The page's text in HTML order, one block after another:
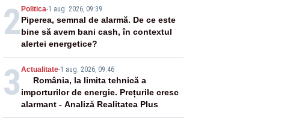
2 Politica-1 aug. 2026, 09:39
Piperea, semnal de alarmă. De ce este
bine să avem bani cash, în contextul
alertei energetice?
3 Actualitate-1 aug. 2026, 09:46
România, la limita tehnică a
importurilor de energie. Prețurile cresc
alarmant - Analiză Realitatea Plus